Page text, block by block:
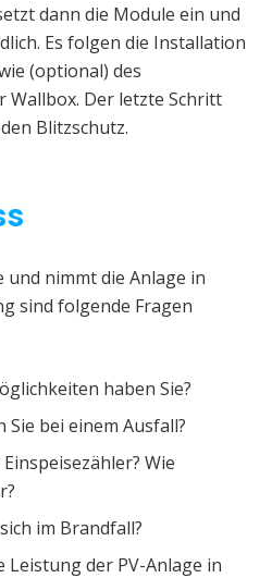
dann die Module ein und
Es folgen die Installation
(optional) des
Wallbox. Der letzte Schritt
Blitzschutz.
und nimmt die Anlage in
sind folgende Fragen
haben Sie?
bei einem Ausfall?
Wie
im Brandfall?
Leistung der PV-Anlage in